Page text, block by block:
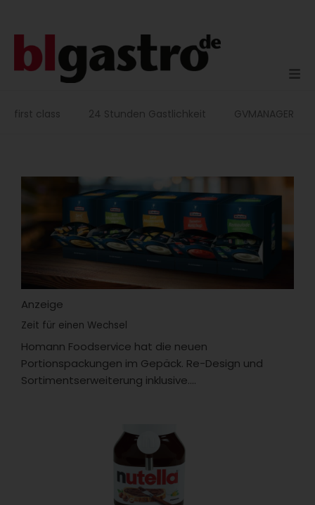
first class 24 Stunden Gastlichkeit GVMANAGER
Anzeige
Zeit für einen Wechsel
Homann Foodservice hat die neuen
Portionspackungen im Gepäck. Re-Design und
Sortimentserweiterung inklusive....